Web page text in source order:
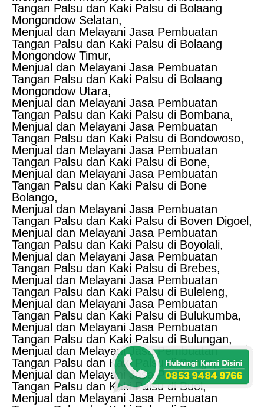
Tangan Palsu dan Kaki Palsu di Bolaang
Mongondow Selatan,
Menjual dan Melayani Jasa Pembuatan
Tangan Palsu dan Kaki Palsu di Bolaang
Mongondow Timur,
Menjual dan Melayani Jasa Pembuatan
Tangan Palsu dan Kaki Palsu di Bolaang
Mongondow Utara,
Menjual dan Melayani Jasa Pembuatan
Tangan Palsu dan Kaki Palsu di Bombana,
Menjual dan Melayani Jasa Pembuatan
Tangan Palsu dan Kaki Palsu di Bondowoso,
Menjual dan Melayani Jasa Pembuatan
Tangan Palsu dan Kaki Palsu di Bone,
Menjual dan Melayani Jasa Pembuatan
Tangan Palsu dan Kaki Palsu di Bone
Bolango,
Menjual dan Melayani Jasa Pembuatan
Tangan Palsu dan Kaki Palsu di Boven Digoel,
Menjual dan Melayani Jasa Pembuatan
Tangan Palsu dan Kaki Palsu di Boyolali,
Menjual dan Melayani Jasa Pembuatan
Tangan Palsu dan Kaki Palsu di Brebes,
Menjual dan Melayani Jasa Pembuatan
Tangan Palsu dan Kaki Palsu di Buleleng,
Menjual dan Melayani Jasa Pembuatan
Tangan Palsu dan Kaki Palsu di Bulukumba,
Menjual dan Melayani Jasa Pembuatan
Tangan Palsu dan Kaki Palsu di Bulungan,
Menjual dan Melayani Jasa Pembuatan
Tangan Palsu dan Kaki Palsu di Bungo,
Menjual dan Melayani Jasa Pembuatan
Tangan Palsu dan Kaki Palsu di Buol,
Menjual dan Melayani Jasa Pembuatan